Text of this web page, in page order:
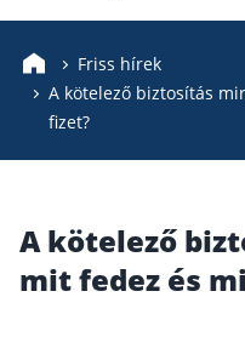
Posta
Union
Biztosítási hírek
Friss hírek
A kötelező biztosítás
fizet?
A kötelező
mit fedez és